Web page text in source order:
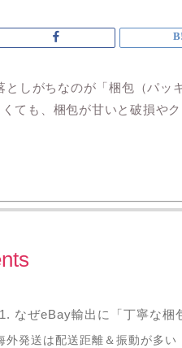
しがちなのが「梱包（パッ
ても、 梱包が甘いと破損や
1. なぜeBay輸出に「丁寧な梱
外発送は配送距離＆振動が多い